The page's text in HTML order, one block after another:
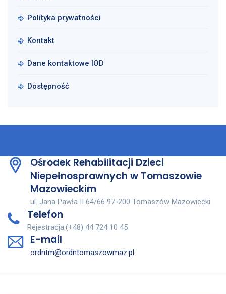
Polityka prywatności
Kontakt
Dane kontaktowe IOD
Dostępność
Ośrodek Rehabilitacji Dzieci
Niepełnosprawnych w Tomaszowie
Mazowieckim
ul. Jana Pawła II 64/66 97-200 Tomaszów Mazowiecki
Telefon
Rejestracja:(+48) 44 724 10 45
E-mail
ordntm@ordntomaszowmaz.pl